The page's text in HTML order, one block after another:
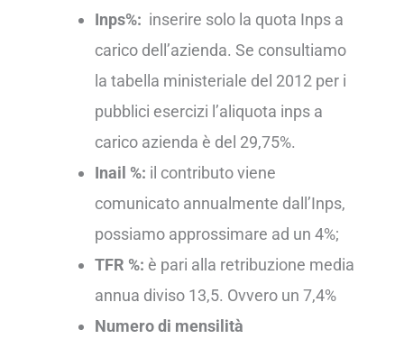
Inps%: inserire solo la quota Inps a
carico dell’azienda. Se consultiamo
la tabella ministeriale del 2012 per i
pubblici esercizi l’aliquota inps a
carico azienda è del 29,75%.
Inail %: il contributo viene
comunicato annualmente dall’Inps,
possiamo approssimare ad un 4%;
TFR %: è pari alla retribuzione media
annua diviso 13,5. Ovvero un 7,4%
Numero di mensilità